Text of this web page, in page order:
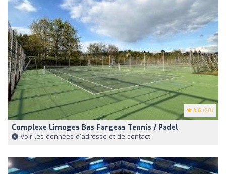
4.6 (20)
Complexe Limoges Bas Fargeas Tennis / Padel
Voir les données d'adresse et de contact